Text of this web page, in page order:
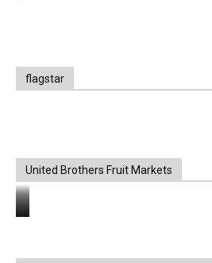
flagstar
United Brothers Fruit Markets
https://www.unitedbrothersfruitmarkets.com/
https://www.unitedbrothersfruitmarkets.com/